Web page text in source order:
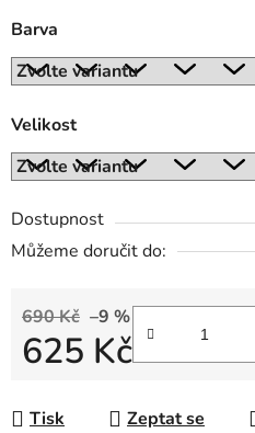
Barva
Velikost
Dostupnost
Můžeme doručit do:
690 Kč –9 %
625 Kč
Tisk Zeptat se